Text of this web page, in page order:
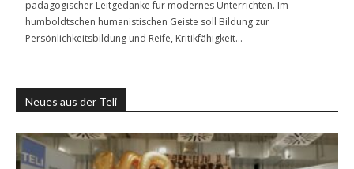
pädagogischer Leitgedanke für modernes Unterrichten. Im
humboldtschen humanistischen Geiste soll Bildung zur
Persönlichkeitsbildung und Reife, Kritikfähigkeit…
Neues aus der Teli